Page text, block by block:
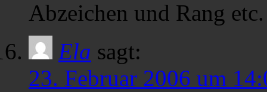
Abzeichen und Rang
Ela sagt:
23. Februar 2006 um